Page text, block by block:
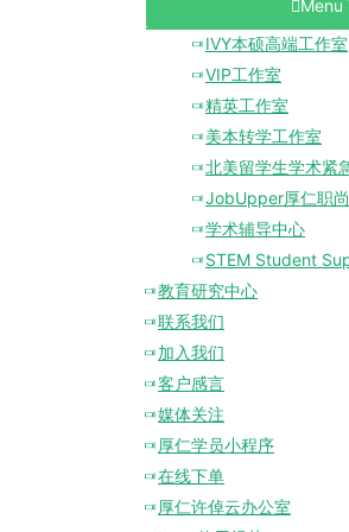
Menu
IVY本硕高端工作室
VIP工作室
精英工作室
美本转学工作室
北美留学生学术紧
JobUpper厚仁职
学术辅导中心
STEM Student
教育研究中心
联系我们
加入我们
客户感言
媒体关注
厚仁学员小程序
在线下单
厚仁许倬云办公室